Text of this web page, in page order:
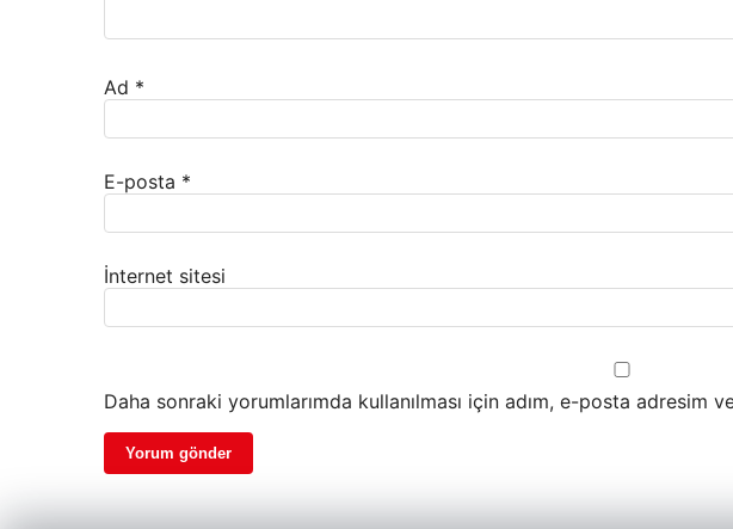
Ad *
E-posta *
İnternet sitesi
Daha sonraki yorumlarımda kullanılması için adım, e-posta adresim